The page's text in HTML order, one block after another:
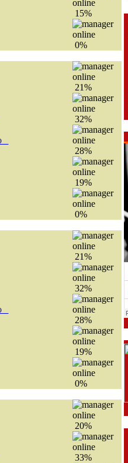
15%
0%
21%
32%
28%
19%
0%
21%
32%
28%
19%
0%
20%
33%